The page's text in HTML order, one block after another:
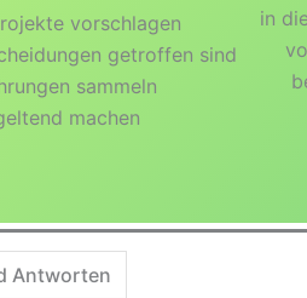
vorschlagen
getroffen sind
sammeln
machen
in
Antworten